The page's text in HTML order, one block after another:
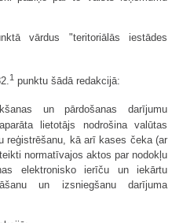
vārdus "teritoriālās iestādes
1 punktu šādā redakcijā:
un pārdošanas darījumu
lietotājs nodrošina valūtas
reģistrēšanu, kā arī kases čeka (ar
normatīvajos aktos par nodokļu
elektronisko ierīču un iekārtu
un izsniegšanu darījuma